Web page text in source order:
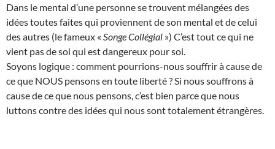
Dans le mental d’une personne se trouvent mélangées des
idées toutes faites qui proviennent de son mental et de celui
des autres (le fameux « Songe Collégial ») C’est tout ce qui ne
vient pas de soi qui est dangereux pour soi.
Soyons logique : comment pourrions-nous souffrir à cause de
ce que NOUS pensons en toute liberté ? Si nous souffrons à
cause de ce que nous pensons, c’est bien parce que nous
luttons contre des idées qui nous sont totalement étrangères.